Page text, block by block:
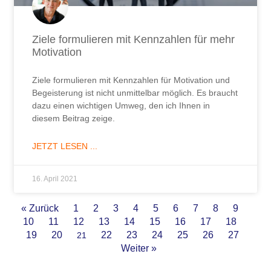
Ziele formulieren mit Kennzahlen für mehr
Motivation
Ziele formulieren mit Kennzahlen für Motivation und
Begeisterung ist nicht unmittelbar möglich. Es braucht
dazu einen wichtigen Umweg, den ich Ihnen in
diesem Beitrag zeige.
JETZT LESEN ...
16. April 2021
« Zurück 1 2 3 4 5 6 7 8
9
10
11 12 13 14 15 16 17
18
19
20 21 22 23 24 25 26
27
Weiter »